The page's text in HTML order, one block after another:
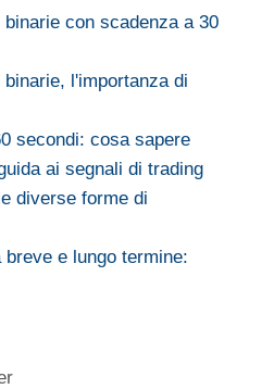
con scadenza a 30
l'importanza di
secondi: cosa sapere
ai segnali di trading
diverse forme di
e lungo termine: